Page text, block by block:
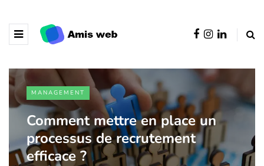
MANAGEMENT
Comment mettre en place un
processus de recrutement
efficace ?